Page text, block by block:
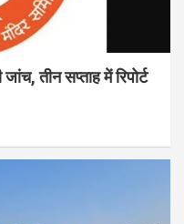
तीन सप्ताह में रिपोर्ट